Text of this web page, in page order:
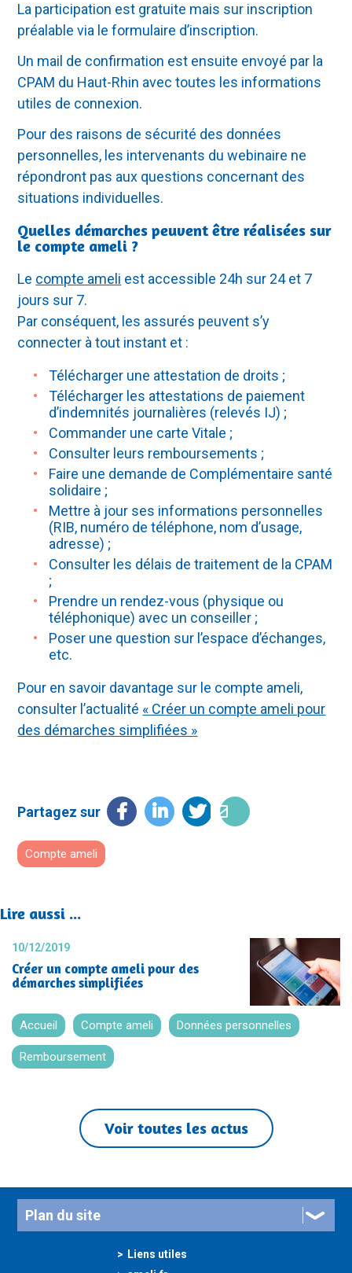
La participation est gratuite mais sur inscription
préalable via le formulaire d’inscription.
Un mail de confirmation est ensuite envoyé par la
CPAM du Haut-Rhin avec toutes les informations
utiles de connexion.
Pour des raisons de sécurité des données
personnelles, les intervenants du webinaire ne
répondront pas aux questions concernant des
situations individuelles.
Quelles démarches peuvent être réalisées sur
le compte ameli ?
Le compte ameli est accessible 24h sur 24 et 7
jours sur 7.
Par conséquent, les assurés peuvent s’y
connecter à tout instant et :
Télécharger une attestation de droits ;
Télécharger les attestations de paiement
d’indemnités journalières (relevés IJ) ;
Commander une carte Vitale ;
Consulter leurs remboursements ;
Faire une demande de Complémentaire santé
solidaire ;
Mettre à jour ses informations personnelles
(RIB, numéro de téléphone, nom d’usage,
adresse) ;
Consulter les délais de traitement de la CPAM
;
Prendre un rendez-vous (physique ou
téléphonique) avec un conseiller ;
Poser une question sur l’espace d’échanges,
etc.
Pour en savoir davantage sur le compte ameli,
consulter l’actualité « Créer un compte ameli pour
des démarches simplifiées »
Partagez sur Facebook
LinkedInTwitter
E-
Compte ameli
Lire aussi ...
10/12/2019
Créer un compte ameli pour des
démarches simplifiées
Accueil Compte ameli Données personnelles
Remboursement
Voir toutes les actus
Plan du site
Liens utiles